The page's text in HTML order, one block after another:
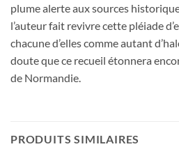
plume alerte aux sources
l’auteur fait revivre cette pléiade
chacune d’elles comme autant
doute que ce recueil étonnera
de Normandie.
PRODUITS SIMILAIRES